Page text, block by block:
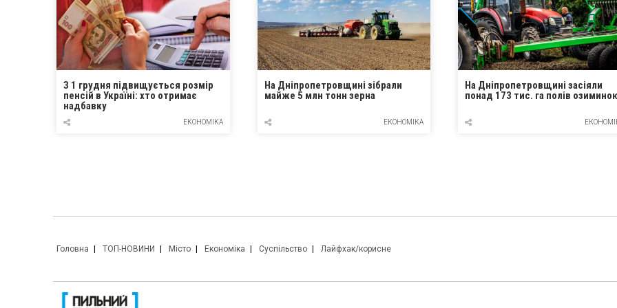
З 1 грудня підвищується розмір
пенсій в Україні: хто отримає
надбавку
ЕКОНОМІКА
На Дніпропетровщині зібрали
майже 5 млн тонн зерна
ЕКОНОМІКА
На Дніпропетровщині засіяли
понад 173 тис. га полів
Головна ТОП-НОВИНИ Місто Економіка Суспільство Лайфхак/корисне